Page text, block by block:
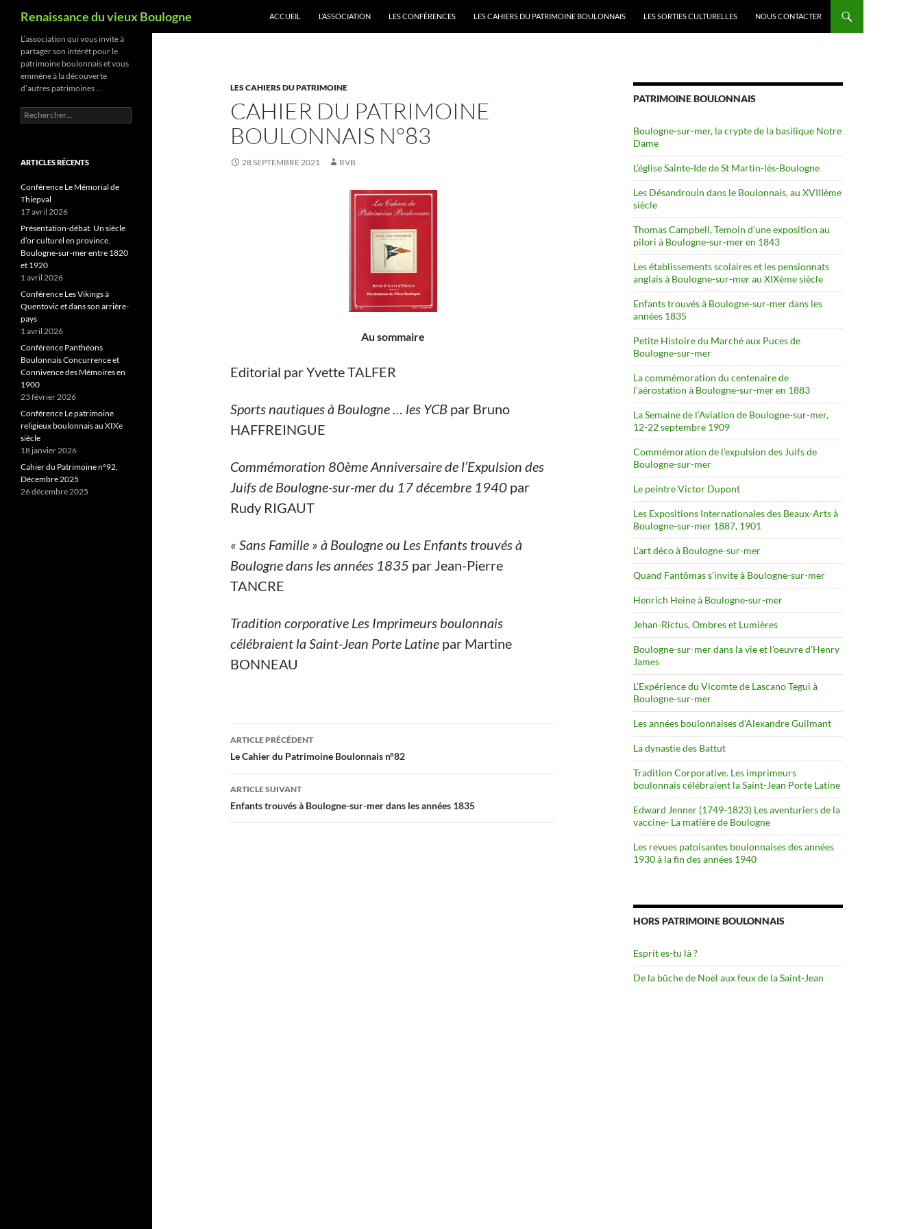
Aller
contenu
Renaissance du vieux Boulogne ACCUEIL L’ASSOCIATION LES CONFÉRENCES LES CAHIERS DU PATRIMOINE BOULONNAIS LES SORTIES CULTURELLES NOUS CONTACTER
LES CAHIERS DU PATRIMOINE
CAHIER DU PATRIMOINE
BOULONNAIS N°83
28 SEPTEMBRE 2021 RVB
Au sommaire
Editorial par Yvette TALFER
Sports nautiques à Boulogne … les YCB par Bruno
HAFFREINGUE
Commémoration 80ème Anniversaire de l’Expulsion des
Juifs de Boulogne-sur-mer du 17 décembre 1940 par
Rudy RIGAUT
« Sans Famille » à Boulogne ou Les Enfants trouvés à
Boulogne dans les années 1835 par Jean-Pierre
TANCRE
Tradition corporative Les Imprimeurs boulonnais
célébraient la Saint-Jean Porte Latine par Martine
BONNEAU
Navigation
des
articles
ARTICLE PRÉCÉDENT
Le Cahier du Patrimoine Boulonnais n°82
ARTICLE SUIVANT
Enfants trouvés à Boulogne-sur-mer dans les années 1835
PATRIMOINE BOULONNAIS
Boulogne-sur-mer, la crypte de la basilique Notre
Dame
L’église Sainte-Ide de St Martin-lès-Boulogne
Les Désandrouin dans le Boulonnais, au XVIIIème
siècle
Thomas Campbell, Temoin d’une exposition au
pilori à Boulogne-sur-mer en 1843
Les établissements scolaires et les pensionnats
anglais à Boulogne-sur-mer au XIXème siècle
Enfants trouvés à Boulogne-sur-mer dans les
années 1835
Petite Histoire du Marché aux Puces de
Boulogne-sur-mer
La commémoration du centenaire de
l’aérostation à Boulogne-sur-mer en 1883
La Semaine de l’Aviation de Boulogne-sur-mer,
12-22 septembre 1909
Commémoration de l’expulsion des Juifs de
Boulogne-sur-mer
Le peintre Victor Dupont
Les Expositions Internationales des Beaux-Arts à
Boulogne-sur-mer 1887, 1901
L’art déco à Boulogne-sur-mer
Quand Fantômas s’invite à Boulogne-sur-mer
Henrich Heine à Boulogne-sur-mer
Jehan-Rictus, Ombres et Lumières
Boulogne-sur-mer dans la vie et l’oeuvre d’Henry
James
L’Expérience du Vicomte de Lascano Tegui à
Boulogne-sur-mer
Les années boulonnaises d’Alexandre Guilmant
La dynastie des Battut
Tradition Corporative. Les imprimeurs
boulonnais célébraient la Saint-Jean Porte Latine
Edward Jenner (1749-1823) Les aventuriers de la
vaccine- La matière de Boulogne
Les revues patoisantes boulonnaises des années
1930 à la fin des années 1940
HORS PATRIMOINE BOULONNAIS
Esprit es-tu là ?
De la bûche de Noël aux feux de la Saint-Jean
L’association qui vous invite à
partager son intérêt pour le
patrimoine boulonnais et vous
emmène à la découverte
d’autres patrimoines …
Rechercher :
ARTICLES RÉCENTS
Conférence Le Mémorial de
Thiepval
17 avril 2026
Présentation-débat. Un siècle
d’or culturel en province.
Boulogne-sur-mer entre 1820
et 1920
1 avril 2026
Conférence Les Vikings à
Quentovic et dans son arrière-
pays
1 avril 2026
Conférence Panthéons
Boulonnais Concurrence et
Connivence des Mémoires en
1900
23 février 2026
Conférence Le patrimoine
religieux boulonnais au XIXe
siècle
18 janvier 2026
Cahier du Patrimoine n°92,
Décembre 2025
26 décembre 2025